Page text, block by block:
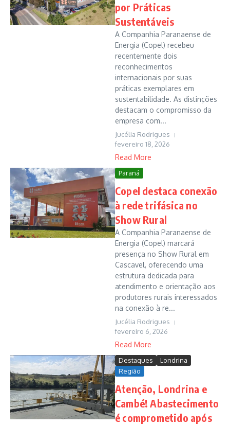
por Práticas
Sustentáveis
A Companhia Paranaense de
Energia (Copel) recebeu
recentemente dois
reconhecimentos
internacionais por suas
práticas exemplares em
sustentabilidade. As distinções
destacam o compromisso da
empresa com...
Jucélia Rodrigues
fevereiro 18, 2026
Read More
Paraná
Copel destaca conexão
à rede trifásica no
Show Rural
A Companhia Paranaense de
Energia (Copel) marcará
presença no Show Rural em
Cascavel, oferecendo uma
estrutura dedicada para
atendimento e orientação aos
produtores rurais interessados
na conexão à re...
Jucélia Rodrigues
fevereiro 6, 2026
Read More
Destaques
Londrina
Região
Atenção, Londrina e
Cambé! Abastecimento
é comprometido após